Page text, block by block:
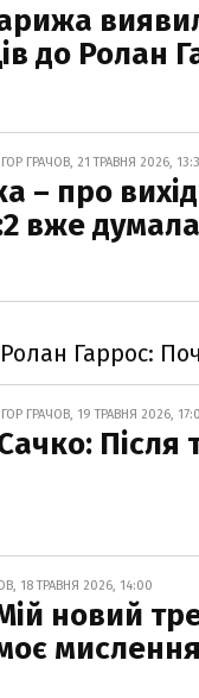
до Ролан
ГРАЧОВ, 21 ТРАВНЯ 2026,
– про
вже
Гаррос:
ГРАЧОВ, 19 ТРАВНЯ 2026,
Сачко:
18 ТРАВНЯ 2026, 14:00
новий
мислення